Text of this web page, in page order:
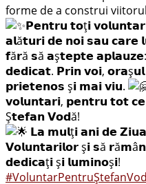
forme de a construi
𝗣𝗲𝗻𝘁𝗿𝘂 𝘁𝗼ț𝗶
𝗮𝗹ă𝘁𝘂𝗿𝗶 𝗱𝗲 𝗻𝗼𝗶 𝘀𝗮𝘂 𝗰𝗮𝗿𝗲
𝗳ă𝗿ă 𝘀ă 𝗮ș𝘁𝗲𝗽𝘁𝗲
𝗱𝗲𝗱𝗶𝗰𝗮𝘁. 𝗣𝗿𝗶𝗻 𝘃𝗼𝗶,
𝗽𝗿𝗶𝗲𝘁𝗲𝗻𝗼𝘀 ș𝗶 𝗺𝗮𝗶 𝘃𝗶𝘂.
𝘃𝗼𝗹𝘂𝗻𝘁𝗮𝗿𝗶, 𝗽𝗲𝗻𝘁𝗿𝘂 𝘁𝗼𝘁
Ș𝘁𝗲𝗳𝗮𝗻 𝗩𝗼𝗱ă!
𝗟𝗮 𝗺𝘂𝗹ț𝗶 𝗮𝗻𝗶 𝗱𝗲
𝗩𝗼𝗹𝘂𝗻𝘁𝗮𝗿𝗶𝗹𝗼𝗿 ș𝗶 𝘀ă
𝗱𝗲𝗱𝗶𝗰𝗮ț𝗶 ș𝗶 𝗹𝘂𝗺𝗶𝗻𝗼ș𝗶!